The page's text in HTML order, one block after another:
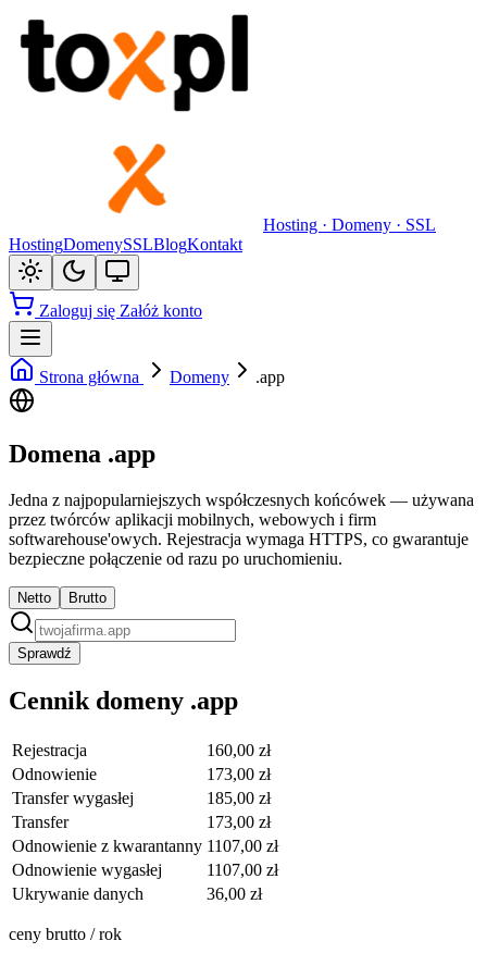
Hosting · Domeny · SSL
HostingDomenySSLBlogKontakt
Zaloguj się Załóż konto
Strona główna Domeny .app
Domena .app
Jedna z najpopularniejszych współczesnych końcówek — używana
przez twórców aplikacji mobilnych, webowych i firm
softwarehouse'owych. Rejestracja wymaga HTTPS, co gwarantuje
bezpieczne połączenie od razu po uruchomieniu.
Netto Brutto
Sprawdź
Cennik domeny .app
Rejestracja
160,00 zł
Odnowienie
173,00 zł
Transfer wygasłej
185,00 zł
Transfer
173,00 zł
Odnowienie z kwarantanny 1107,00 zł
Odnowienie wygasłej
1107,00 zł
Ukrywanie danych
36,00 zł
ceny brutto / rok